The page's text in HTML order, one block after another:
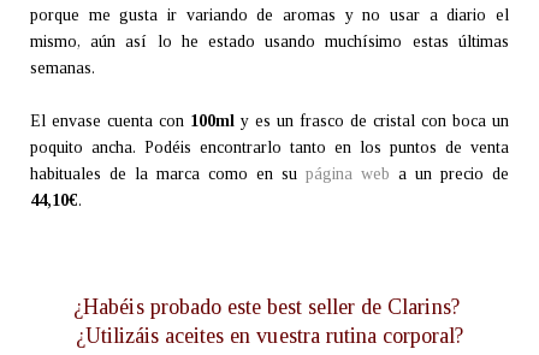
porque me gusta ir variando de aromas y no usar a diario el
mismo, aún así lo he estado usando muchísimo estas últimas
semanas.
El envase cuenta con 100ml y es un frasco de cristal con boca un
poquito ancha. Podéis encontrarlo tanto en los puntos de venta
habituales de la marca como en su página web a un precio de
44,10€.
¿Habéis probado este best seller de Clarins?
¿Utilizáis aceites en vuestra rutina corporal?